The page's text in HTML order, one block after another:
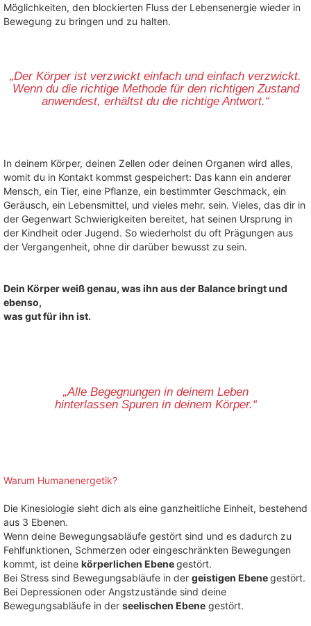
Möglichkeiten, den blockierten Fluss der Lebensenergie wieder in
Bewegung zu bringen und zu halten.
„Der Körper ist verzwickt einfach und einfach verzwickt.
Wenn du die richtige Methode für den richtigen Zustand
anwendest, erhältst du die richtige Antwort.“
In deinem Körper, deinen Zellen oder deinen Organen wird alles,
womit du in Kontakt kommst gespeichert: Das kann ein anderer
Mensch, ein Tier, eine Pflanze, ein bestimmter Geschmack, ein
Geräusch, ein Lebensmittel, und vieles mehr. sein. Vieles, das dir in
der Gegenwart Schwierigkeiten bereitet, hat seinen Ursprung in
der Kindheit oder Jugend. So wiederholst du oft Prägungen aus
der Vergangenheit, ohne dir darüber bewusst zu sein.
Dein Körper weiß genau, was ihn aus der Balance bringt und
ebenso,
was gut für ihn ist.
„Alle Begegnungen in deinem Leben
hinterlassen Spuren in deinem Körper.“
Warum Humanenergetik?
Die Kinesiologie sieht dich als eine ganzheitliche Einheit, bestehend
aus 3 Ebenen.
Wenn deine Bewegungsabläufe gestört sind und es dadurch zu
Fehlfunktionen, Schmerzen oder eingeschränkten Bewegungen
kommt, ist deine körperlichen Ebenegestört.
Bei Stress sind Bewegungsabläufe in der geistigen Ebenegestört.
Bei Depressionen oder Angstzustände sind deine
Bewegungsabläufe in der seelischen Ebene gestört.